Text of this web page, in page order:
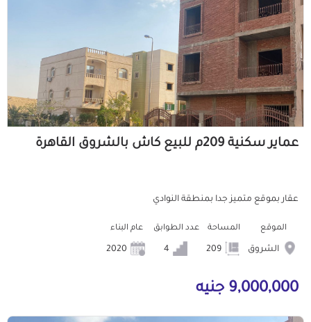
عماير سكنية 209م للبيع كاش بالشروق القاهرة
عقار بموقع متميز جدا بمنطقة النوادي
الموقع
الشروق
المساحة عدد الطوابق عام البناء
9,000,000 جنيه